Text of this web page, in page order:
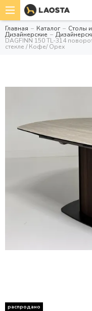
Главная Каталог Столы
Дизайнерские
DAGFINN 150 TL-314
стекле / Кофе/ Орех
распродано